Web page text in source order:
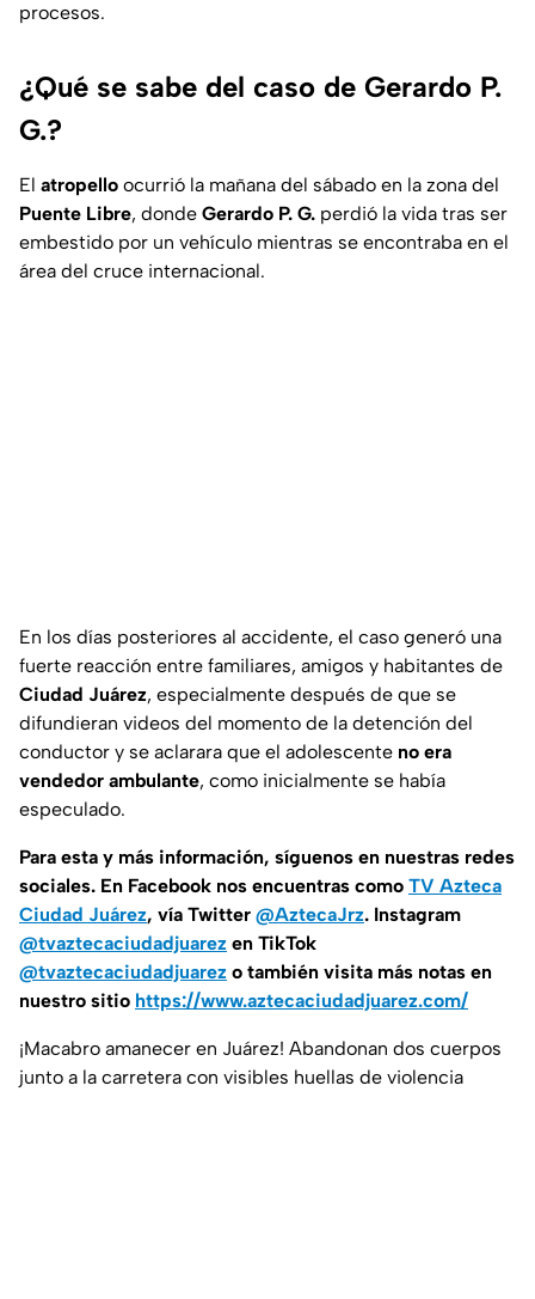
procesos.
¿Qué se sabe del caso de Gerardo P.
G.?
El atropello ocurrió la mañana del sábado en la zona del
Puente Libre, donde Gerardo P. G. perdió la vida tras ser
embestido por un vehículo mientras se encontraba en el
área del cruce internacional.
En los días posteriores al accidente, el caso generó una
fuerte reacción entre familiares, amigos y habitantes de
Ciudad Juárez, especialmente después de que se
difundieran videos del momento de la detención del
conductor y se aclarara que el adolescente no era
vendedor ambulante, como inicialmente se había
especulado.
Para esta y más información, síguenos en nuestras redes
sociales. En Facebook nos encuentras como TV Azteca
Ciudad Juárez, vía Twitter @AztecaJrz. Instagram
@tvaztecaciudadjuarez en TikTok
@tvaztecaciudadjuarez o también visita más notas en
nuestro sitio https://www.aztecaciudadjuarez.com/
¡Macabro amanecer en Juárez! Abandonan dos cuerpos
junto a la carretera con visibles huellas de violencia